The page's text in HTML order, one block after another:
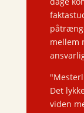
mellem
Det
viden